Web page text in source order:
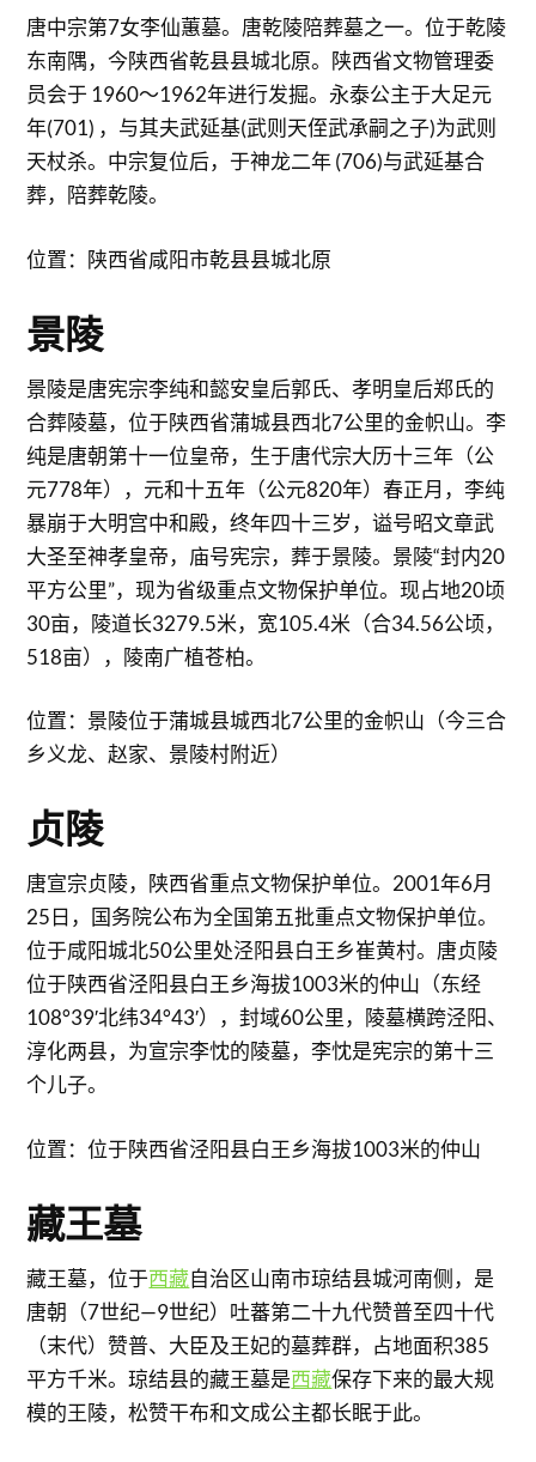
唐中宗第7女李仙蕙墓。唐乾陵陪葬墓之一。位于乾陵
东南隅，今陕西省乾县县城北原。陕西省文物管理委
员会于 1960～1962年进行发掘。永泰公主于大足元
年(701) ，与其夫武延基(武则天侄武承嗣之子)为武则
天杖杀。中宗复位后，于神龙二年 (706)与武延基合
葬，陪葬乾陵。
位置：陕西省咸阳市乾县县城北原
景陵
景陵是唐宪宗李纯和懿安皇后郭氏、孝明皇后郑氏的
合葬陵墓，位于陕西省蒲城县西北7公里的金帜山。李
纯是唐朝第十一位皇帝，生于唐代宗大历十三年（公
元778年），元和十五年（公元820年）春正月，李纯
暴崩于大明宫中和殿，终年四十三岁，谥号昭文章武
大圣至神孝皇帝，庙号宪宗，葬于景陵。景陵“封内20
平方公里”，现为省级重点文物保护单位。现占地20顷
30亩，陵道长3279.5米，宽105.4米（合34.56公顷，
518亩），陵南广植苍柏。
位置：景陵位于蒲城县城西北7公里的金帜山（今三合
乡义龙、赵家、景陵村附近）
贞陵
唐宣宗贞陵，陕西省重点文物保护单位。2001年6月
25日，国务院公布为全国第五批重点文物保护单位。
位于咸阳城北50公里处泾阳县白王乡崔黄村。唐贞陵
位于陕西省泾阳县白王乡海拔1003米的仲山（东经
108°39′北纬34°43′），封域60公里，陵墓横跨泾阳、
淳化两县，为宣宗李忱的陵墓，李忱是宪宗的第十三
个儿子。
位置：位于陕西省泾阳县白王乡海拔1003米的仲山
藏王墓
藏王墓，位于西藏自治区山南市琼结县城河南侧，是
唐朝（7世纪—9世纪）吐蕃第二十九代赞普至四十代
（末代）赞普、大臣及王妃的墓葬群，占地面积385
平方千米。琼结县的藏王墓是西藏保存下来的最大规
模的王陵，松赞干布和文成公主都长眠于此。